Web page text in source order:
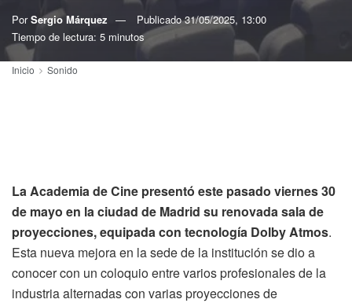
Por Sergio Márquez Publicado31/05/2025, 13:00
Tiempo de lectura: 5 minutos
Inicio Sonido
La Academia de Cine presentó este pasado viernes 30
de mayo en la ciudad de Madrid su renovada sala de
proyecciones, equipada con tecnología Dolby Atmos.
Esta nueva mejora en la sede de la institución se dio a
conocer con un coloquio entre varios profesionales de la
industria alternadas con varias proyecciones de